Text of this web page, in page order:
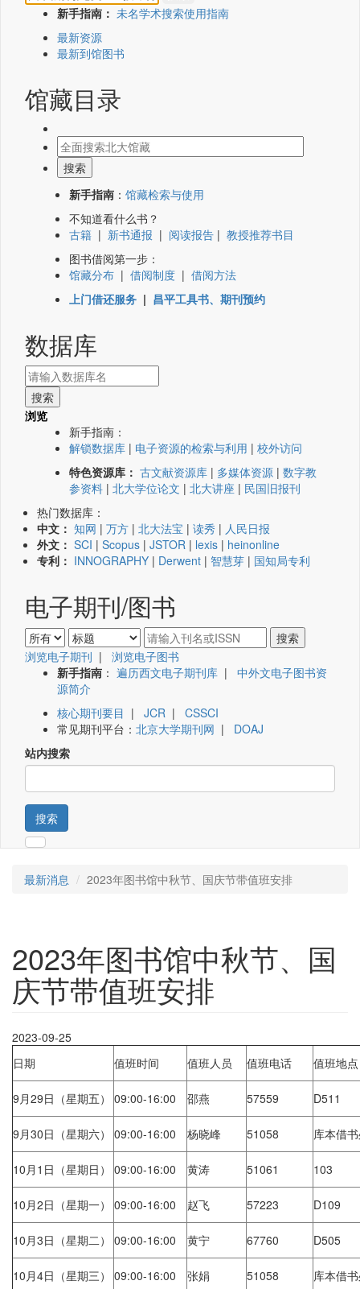
新手指南： 未名学术搜索使用指南
最新资源
最新到馆图书
馆藏目录
新手指南 ： 馆藏检索与使用
不知道看什么书？
古籍 | 新书通报 | 阅读报告 | 教授推荐书目
图书借阅第一步：
馆藏分布 | 借阅制度 | 借阅方法
上门借还服务 | 昌平工具书、期刊预约
数据库
浏览
新手指南：
解锁数据库 | 电子资源的检索与利用 | 校外访问
特色资源库： 古文献资源库 | 多媒体资源 | 数字教
参资料 | 北大学位论文 | 北大讲座 | 民国旧报刊
热门数据库：
中文： 知网 | 万方 | 北大法宝 | 读秀 | 人民日报
外文： SCI | Scopus | JSTOR | lexis | heinonline
专利： INNOGRAPHY | Derwent | 智慧芽 | 国知局专利
电子期刊/图书
浏览电子期刊 | 浏览电子图书
新手指南 ： 遍历西文电子期刊库 | 中外文电子图书资
源简介
核心期刊要目 | JCR | CSSCI
常见期刊平台： 北京大学期刊网 | DOAJ
站内搜索
搜索
最新消息 2023年图书馆中秋节、国庆节带值班安排
2023年图书馆中秋节、国
庆节带值班安排
2023-09-25
日期
值班时间 值班人员 值班电话 值班地点
9月29日（星期五） 09:00-16:00 邵燕 57559 D511
9月30日（星期六） 09:00-16:00 杨晓峰 51058 库本借
10月1日（星期日） 09:00-16:00 黄涛 51061 103
10月2日（星期一） 09:00-16:00 赵飞 57223 D109
10月3日（星期二） 09:00-16:00 黄宁 67760 D505
10月4日（星期三） 09:00-16:00 张娟 51058 库本借